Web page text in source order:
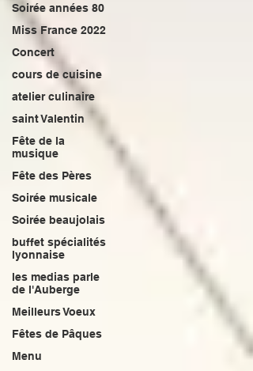
Soirée années 80
Miss France 2022
Concert
cours de cuisine
atelier culinaire
saint Valentin
Fête de la
musique
Fête des Pères
Soirée musicale
Soirée beaujolais
buffet spécialités
lyonnaise
les medias parle
de l'Auberge
Meilleurs Voeux
Fêtes de Pâques
Menu